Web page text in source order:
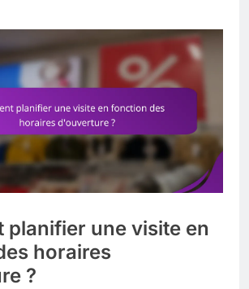
planifier une visite en
horaires
?